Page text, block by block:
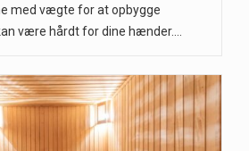
med vægte for at opbygge
være hårdt for dine hænder.…